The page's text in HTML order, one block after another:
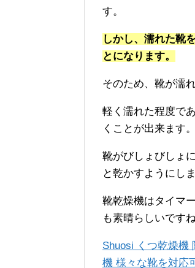
す。
しかし、濡れた靴
とになります。
そのため、靴が濡
軽く濡れた程度で
くことが出来ます。
靴がびしょびしょ
と乾かすようにし
靴乾燥機はタイマ
も素晴らしいですね
Shuosi くつ乾燥機
機 様々な靴を対応